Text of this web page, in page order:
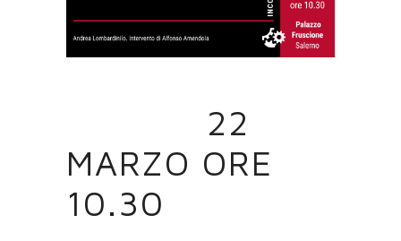
22
MARZO ORE
10.30